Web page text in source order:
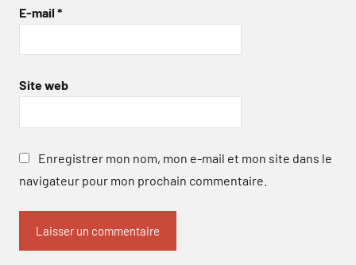
E-mail *
Site web
Enregistrer mon nom, mon e-mail et mon site dans le
navigateur pour mon prochain commentaire.